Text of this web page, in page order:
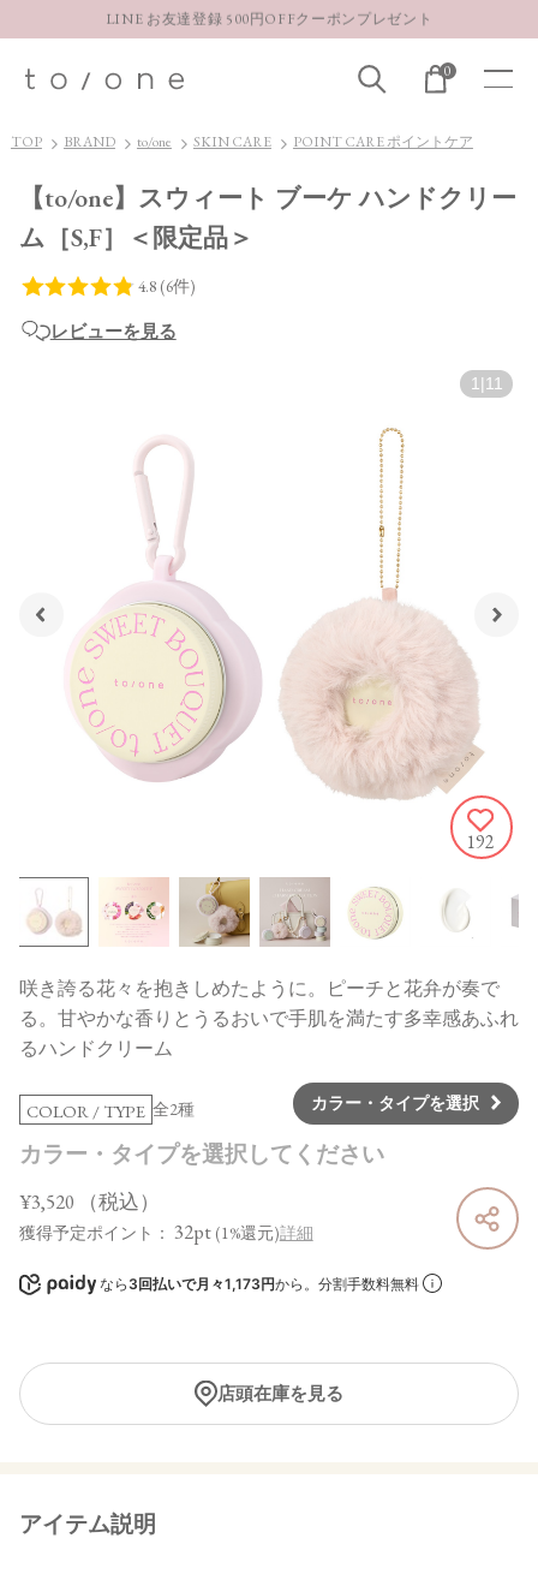
LINE お友達登録 500円OFFクーポンプレゼント
お得な定期購入コースはこちら
LINE お友達登録 500円OFFクーポンプレゼント
0
TOP BRAND to/one SKIN CARE POINT CARE ポイントケア
【to/one】スウィート ブーケ ハンドクリー
ム［S,F］＜限定品＞
レビューを見る
1 11
192
咲き誇る花々を抱きしめたように。ピーチと花弁が奏で
る。甘やかな香りとうるおいで手肌を満たす多幸感あふれ
るハンドクリーム
COLOR / TYPE 全2種 カラー・タイプを選択
カラー・タイプを選択してください
¥3,520 （税込）
獲得予定ポイント： 32pt (1%還元)詳細
なら 3回払いで月々1,173円から。分割手数料無料
店頭在庫を見る
アイテム説明